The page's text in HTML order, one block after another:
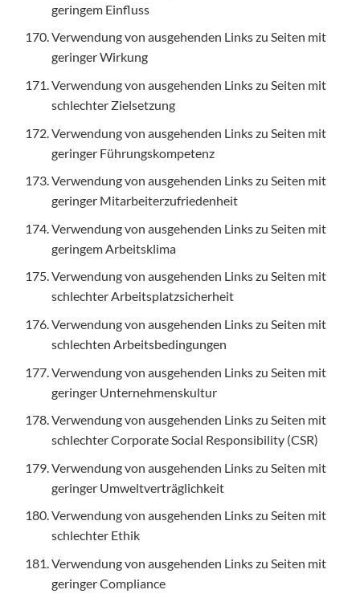
geringem Einfluss
Verwendung von ausgehenden Links zu Seiten mit
geringer Wirkung
Verwendung von ausgehenden Links zu Seiten mit
schlechter Zielsetzung
Verwendung von ausgehenden Links zu Seiten mit
geringer Führungskompetenz
Verwendung von ausgehenden Links zu Seiten mit
geringer Mitarbeiterzufriedenheit
Verwendung von ausgehenden Links zu Seiten mit
geringem Arbeitsklima
Verwendung von ausgehenden Links zu Seiten mit
schlechter Arbeitsplatzsicherheit
Verwendung von ausgehenden Links zu Seiten mit
schlechten Arbeitsbedingungen
Verwendung von ausgehenden Links zu Seiten mit
geringer Unternehmenskultur
Verwendung von ausgehenden Links zu Seiten mit
schlechter Corporate Social Responsibility (CSR)
Verwendung von ausgehenden Links zu Seiten mit
geringer Umweltverträglichkeit
Verwendung von ausgehenden Links zu Seiten mit
schlechter Ethik
Verwendung von ausgehenden Links zu Seiten mit
geringer Compliance